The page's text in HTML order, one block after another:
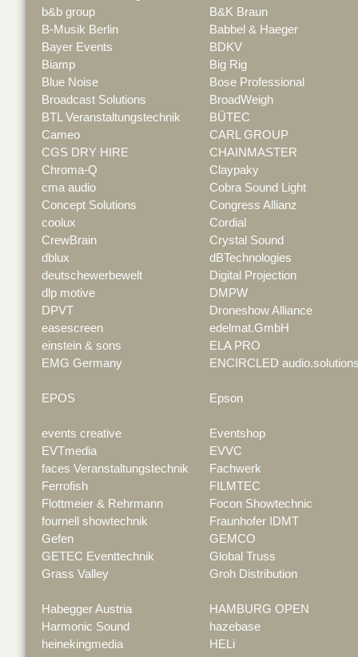
b&b group
B&K Braun
B-Musik Berlin
Babbel & Haeger
Bayer Events
BDKV
Biamp
Big Rig
Blue Noise
Bose Professional
Broadcast Solutions
BroadWeigh
BTL Veranstaltungstechnik
BÜTEC
Cameo
CARL GROUP
CGS DRY HIRE
CHAINMASTER
Chroma-Q
Claypaky
cma audio
Cobra Sound Light
Concept Solutions
Congress Allianz
coolux
Cordial
CrewBrain
Crystal Sound
dblux
dBTechnologies
deutschewerbewelt
Digital Projection
dlp motive
DMPW
DPVT
Droneshow Alliance
easescreen
edelmat.GmbH
einstein & sons
ELA PRO
EMG Germany
ENCIRCLED audio.solutions
EPOS
Epson
events creative
Eventshop
EVTmedia
EVVC
faces Veranstaltungstechnik
Fachwerk
Ferrofish
FILMTEC
Flottmeier & Rehrmann
Focon Showtechnic
fournell showtechnik
Fraunhofer IDMT
Gefen
GEMCO
GETEC Eventtechnik
Global Truss
Grass Valley
Groh Distribution
Habegger Austria
HAMBURG OPEN
Harmonic Sound
hazebase
heinekingmedia
HELi